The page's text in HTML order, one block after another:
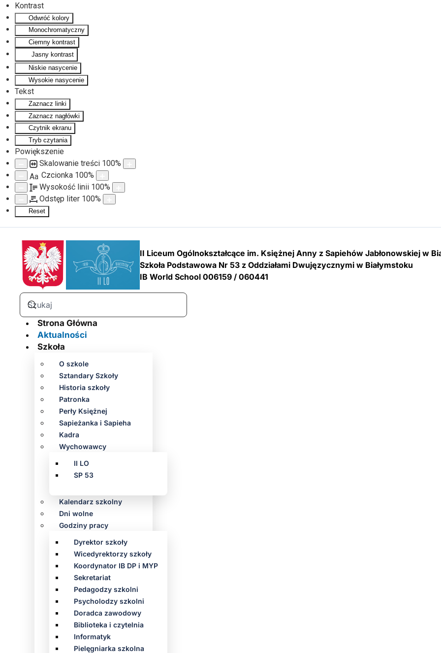
Kontrast
Odwróć kolory
Monochromatyczny
Ciemny kontrast
Jasny kontrast
Niskie nasycenie
Wysokie nasycenie
Tekst
Zaznacz linki
Zaznacz nagłówki
Czytnik ekranu
Tryb czytania
Powiększenie
Skalowanie treści 100%
Aa Czcionka 100%
Wysokość linii 100%
Odstęp liter 100%
Reset
II Liceum Ogólnokształcące im. Księżnej Anny z Sapiehów Jabłonowskiej w
Szkoła Podstawowa Nr 53 z Oddziałami Dwujęzycznymi w Białymstoku
IB World School 006159 / 060441
Strona Główna
Aktualności
Szkoła
O szkole
Sztandary Szkoły
Historia szkoły
Patronka
Perły Księżnej
Sapieżanka i Sapieha
Kadra
Wychowawcy
II LO
SP 53
Kalendarz szkolny
Dni wolne
Godziny pracy
Dyrektor szkoły
Wicedyrektorzy szkoły
Koordynator IB DP i MYP
Sekretariat
Pedagodzy szkolni
Psycholodzy szkolni
Doradca zawodowy
Biblioteka i czytelnia
Informatyk
Pielęgniarka szkolna